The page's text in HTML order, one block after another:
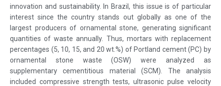
innovation and sustainability. In Brazil, this issue is of particular
interest since the country stands out globally as one of the
largest producers of ornamental stone, generating significant
quantities of waste annually. Thus, mortars with replacement
percentages (5, 10, 15, and 20 wt.%) of Portland cement (PC) by
ornamental stone waste (OSW) were analyzed as
supplementary cementitious material (SCM). The analysis
included compressive strength tests, ultrasonic pulse velocity